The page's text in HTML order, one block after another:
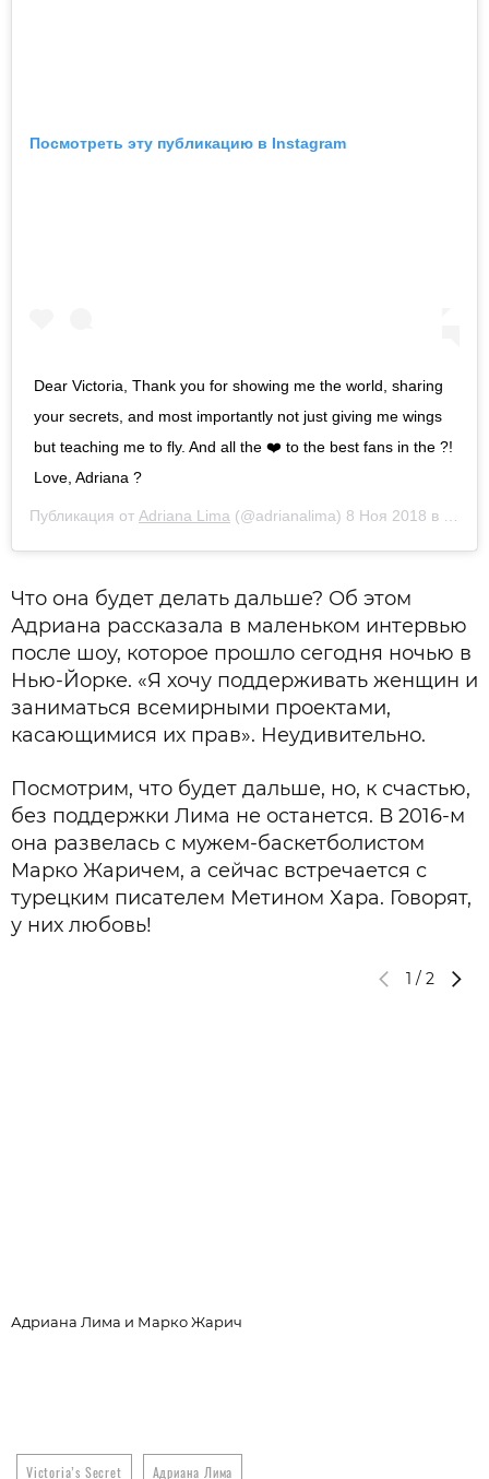
Посмотреть эту публикацию в Instagram
Dear Victoria, Thank you for showing me the world, sharing
your secrets, and most importantly not just giving me wings
but teaching me to fly. And all the ❤️ to the best fans in the ?!
Love, Adriana ?
Публикация от Adriana Lima (@adrianalima) 8 Ноя 2018 в 2:00 PST
Что она будет делать дальше? Об этом
Адриана рассказала в маленьком интервью
после шоу, которое прошло сегодня ночью в
Нью-Йорке. «Я хочу поддерживать женщин и
заниматься всемирными проектами,
касающимися их прав». Неудивительно.
Посмотрим, что будет дальше, но, к счастью,
без поддержки Лима не останется. В 2016-м
она развелась с мужем-баскетболистом
Марко Жаричем, а сейчас встречается с
турецким писателем Метином Хара. Говорят,
у них любовь!
1 / 2
Адриана Лима и Марко Жарич
Victoria’s Secret Адриана Лима